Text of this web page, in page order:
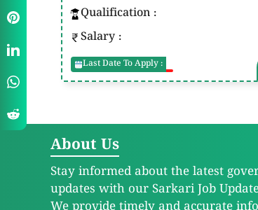
Qualification :
Salary :
Last Date To Apply :
About Us
Stay informed about the latest
updates with our Sarkari Job